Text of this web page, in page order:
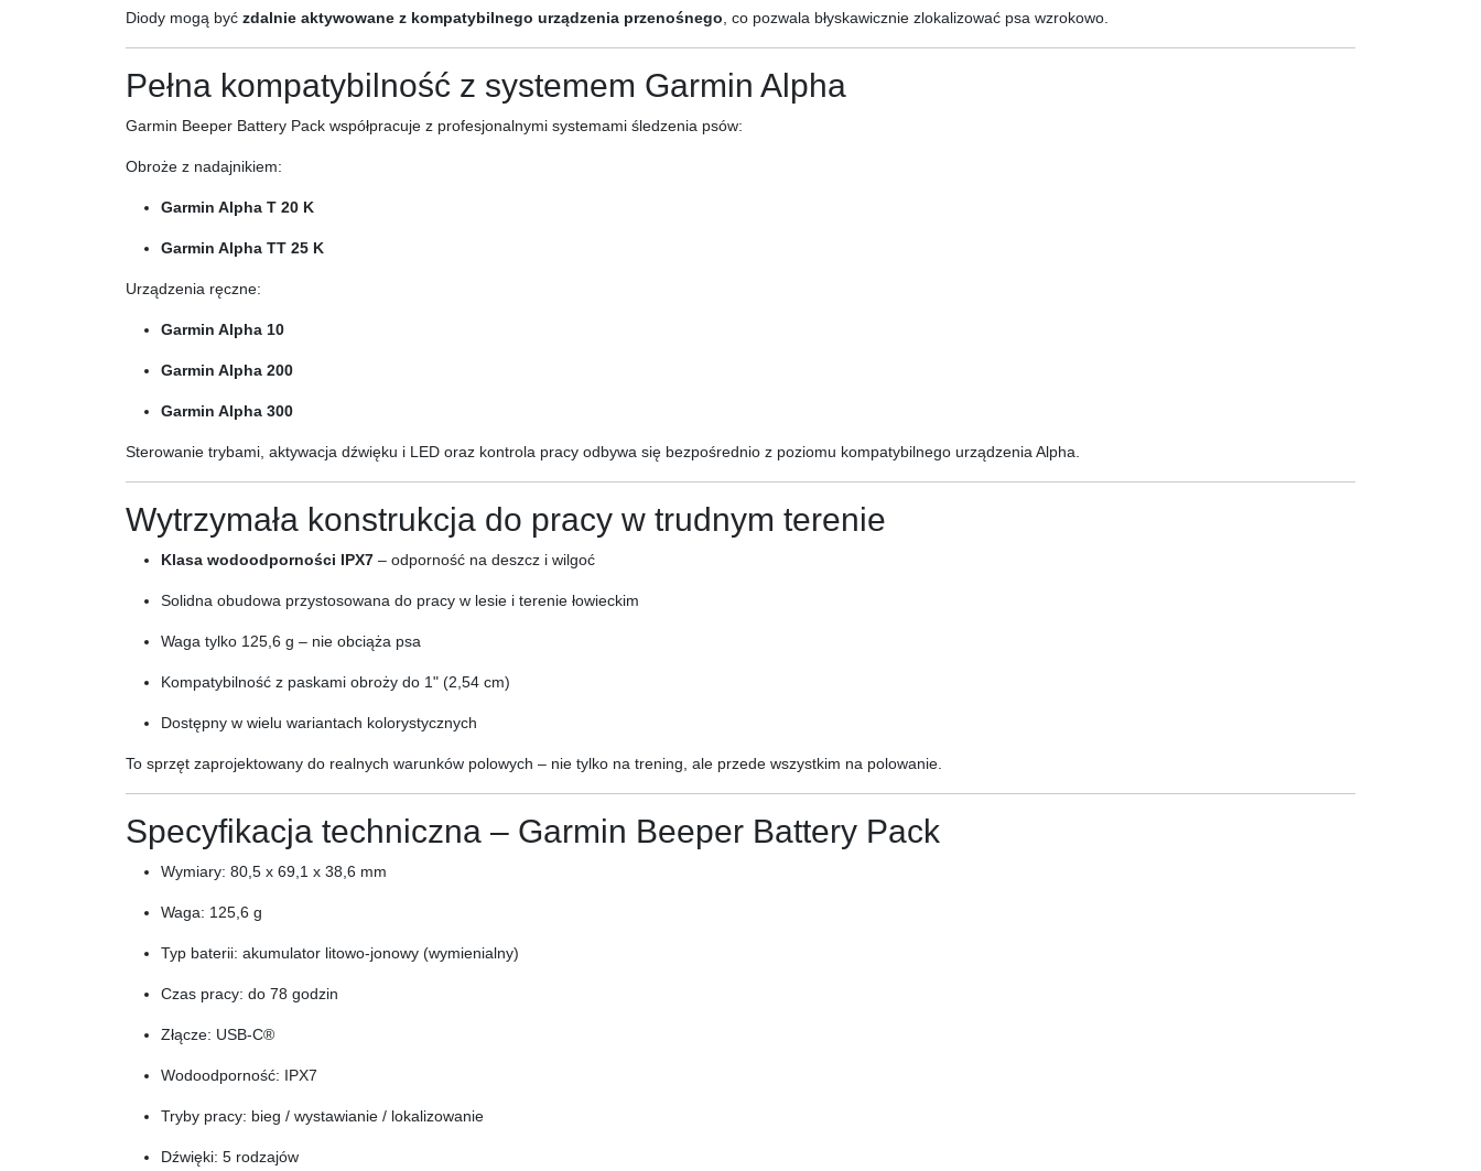
Diody mogą być zdalnie aktywowane z kompatybilnego urządzenia przenośnego , co pozwala błyskawicznie zlokalizować psa wzrokowo.
Pełna kompatybilność z systemem Garmin Alpha
Garmin Beeper Battery Pack współpracuje z profesjonalnymi systemami śledzenia psów:
Obroże z nadajnikiem:
Garmin Alpha T 20 K
Garmin Alpha TT 25 K
Urządzenia ręczne:
Garmin Alpha 10
Garmin Alpha 200
Garmin Alpha 300
Sterowanie trybami, aktywacja dźwięku i LED oraz kontrola pracy odbywa się bezpośrednio z poziomu kompatybilnego urządzenia Alpha.
Wytrzymała konstrukcja do pracy w trudnym terenie
Klasa wodoodporności IPX7 – odporność na deszcz i wilgoć
Solidna obudowa przystosowana do pracy w lesie i terenie łowieckim
Waga tylko 125,6 g – nie obciąża psa
Kompatybilność z paskami obroży do 1" (2,54 cm)
Dostępny w wielu wariantach kolorystycznych
To sprzęt zaprojektowany do realnych warunków polowych – nie tylko na trening, ale przede wszystkim na polowanie.
Specyfikacja techniczna – Garmin Beeper Battery Pack
Wymiary: 80,5 x 69,1 x 38,6 mm
Waga: 125,6 g
Typ baterii: akumulator litowo-jonowy (wymienialny)
Czas pracy: do 78 godzin
Złącze: USB-C®
Wodoodporność: IPX7
Tryby pracy: bieg / wystawianie / lokalizowanie
Dźwięki: 5 rodzajów